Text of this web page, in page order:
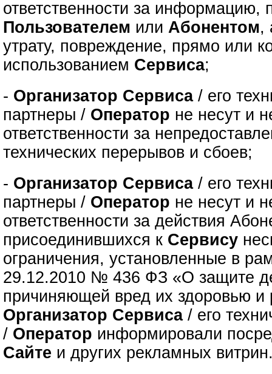
ответственности за информацию,
Пользователем илиАбонентом,
утрату, повреждение, прямо или
использованием Сервиса;
- Организатор Сервиса/ его
партнеры / Оператор не несут и
ответственности за
технических перерывов и сбоев;
- Организатор Сервиса/ его
партнеры / Оператор не несут и
ответственности за действия
присоединившихся к Сервису
ограничения, установленные в
29.12.2010 № 436 ФЗ «О защите
причиняющей вред их здоровью и
Организатор Сервиса/ его
/ Оператор информировали
Сайте и других рекламных